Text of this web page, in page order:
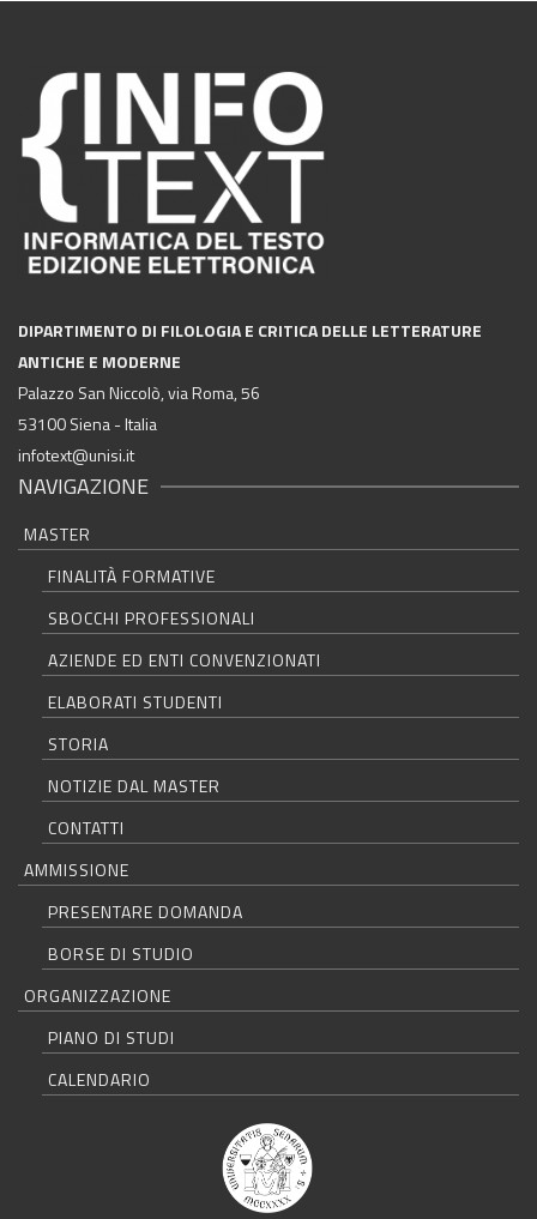
DIPARTIMENTO DI FILOLOGIA E CRITICA DELLE LETTERATURE
ANTICHE E MODERNE
Palazzo San Niccolò, via Roma, 56
53100 Siena - Italia
infotext@unisi.it
NAVIGAZIONE
MASTER
FINALITÀ FORMATIVE
SBOCCHI PROFESSIONALI
AZIENDE ED ENTI CONVENZIONATI
ELABORATI STUDENTI
STORIA
NOTIZIE DAL MASTER
CONTATTI
AMMISSIONE
PRESENTARE DOMANDA
BORSE DI STUDIO
ORGANIZZAZIONE
PIANO DI STUDI
CALENDARIO